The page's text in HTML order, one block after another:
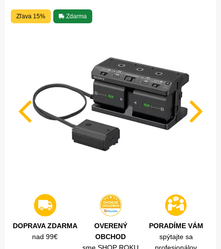
Zľava 15% Zdarma
DOPRAVA ZDARMA
nad 99€
OVERENÝ
OBCHOD
PORADÍME VÁM
spýtajte sa